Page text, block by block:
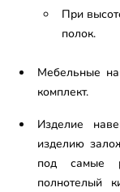
При
полок.
Мебельные
комплект.
Изделие
изделию
под самые
полнотелый